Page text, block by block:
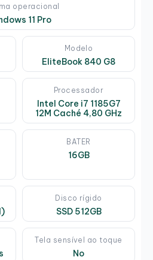
operacional
11 Pro
Modelo
EliteBook 840 G8
Processador
Intel Core i7 1185G7
12M Caché 4,80 GHz
BATER
16GB
Disco rígido
SSD 512GB
Tela sensível ao toque
No